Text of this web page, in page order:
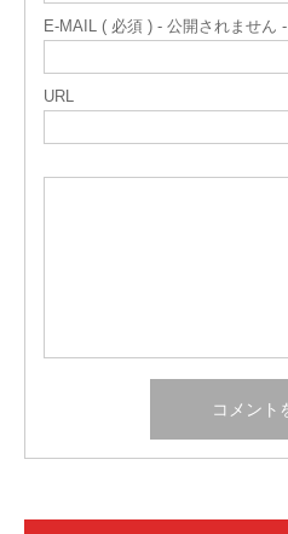
E-MAIL ( 必須 ) - 公開されません -
URL